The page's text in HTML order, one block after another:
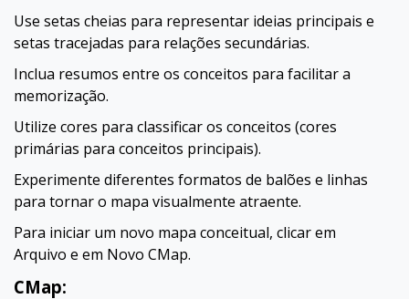
Use setas cheias para representar ideias principais e
setas tracejadas para relações secundárias.
Inclua resumos entre os conceitos para facilitar a
memorização.
Utilize cores para classificar os conceitos (cores
primárias para conceitos principais).
Experimente diferentes formatos de balões e linhas
para tornar o mapa visualmente atraente.
Para iniciar um novo mapa conceitual, clicar em
Arquivo e em Novo CMap.
CMap: